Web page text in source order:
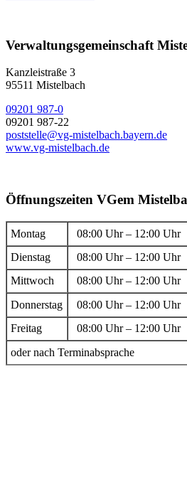
Verwaltungsgemeinschaft
Kanzleistraße 3
95511 Mistelbach
09201 987-0
09201 987-22
poststelle@vg-mistelbach.bayern.de
www.vg-mistelbach.de
Öffnungszeiten VGem
Montag 08:00 Uhr – 12:00 Uhr
Dienstag
08:00 Uhr – 12:00 Uhr
Mittwoch
08:00 Uhr – 12:00 Uhr
Donnerstag
08:00 Uhr – 12:00 Uhr
Freitag
08:00 Uhr – 12:00 Uhr
oder nach Terminabsprache